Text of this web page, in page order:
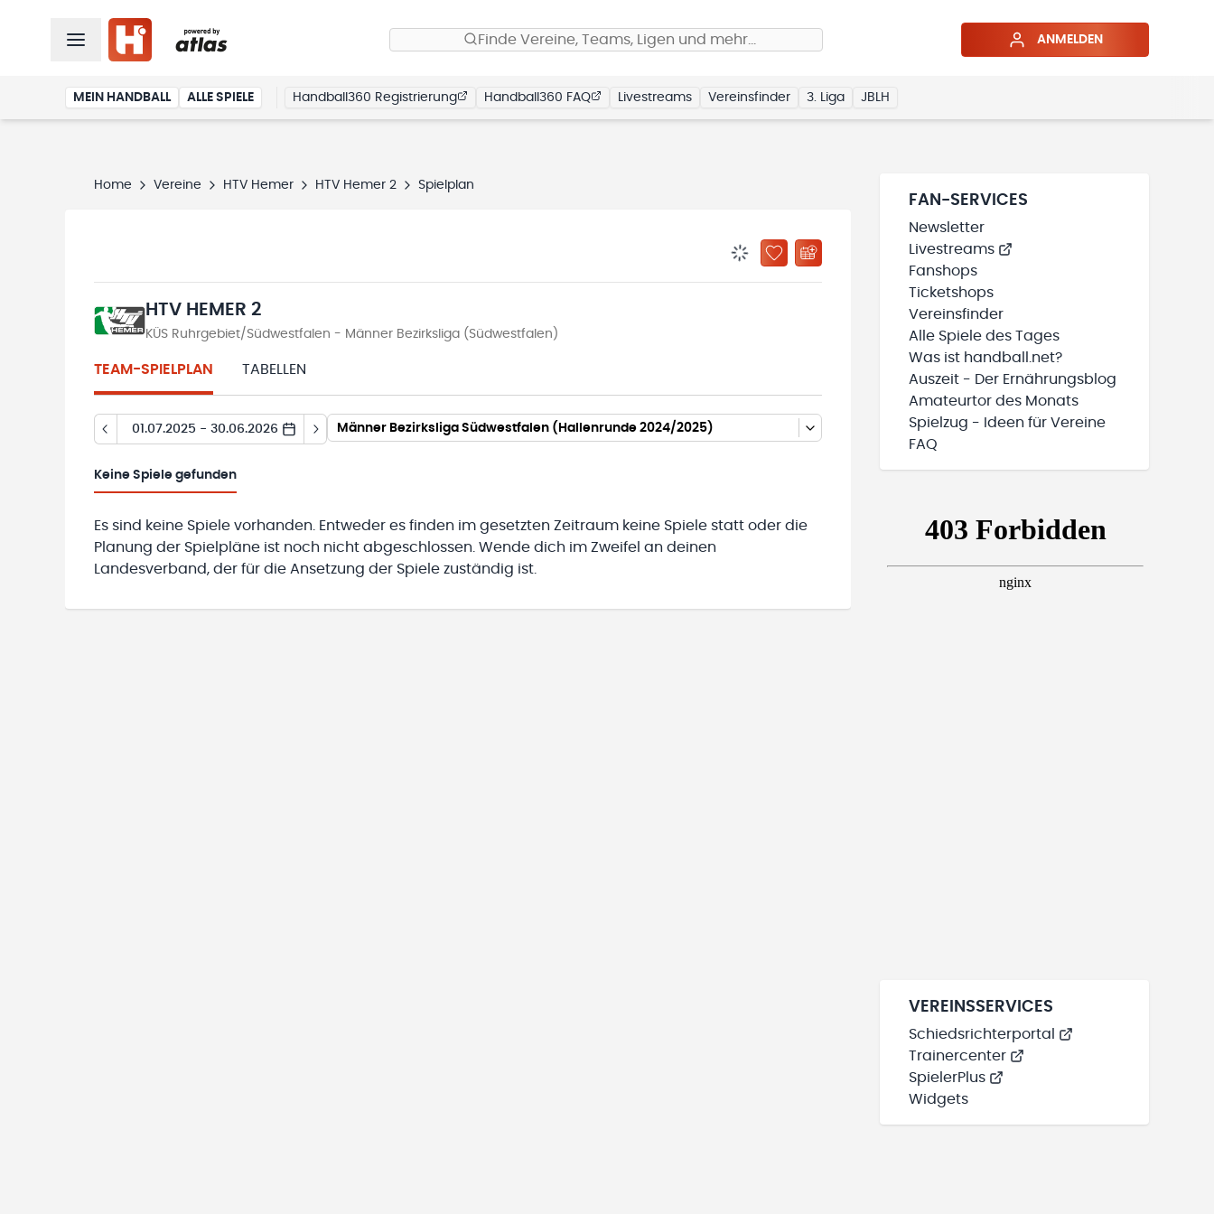
Finde Vereine, Teams, Ligen und mehr… ANMELDEN
MEIN HANDBALL ALLE SPIELE Handball360 Registrierung Handball360 FAQ Livestreams Vereinsfinder 3. Liga JBLH
Home Vereine HTV Hemer HTV Hemer 2 Spielplan
BENACHRICHTIGUNGSSTATUS WIRD GELADEN
ZU „MEINE TEAMS“ HINZUFÜGEN
HTV HEMER 2
KÜS Ruhrgebiet/Südwestfalen - Männer Bezirksliga (Südwestfalen)
TEAM-SPIELPLAN TABELLEN
01.07.2025 - 30.06.2026 Männer Bezirksliga Südwestfalen (Hallenrunde 2024/2025)
Keine Spiele gefunden
Es sind keine Spiele vorhanden. Entweder es finden im gesetzten Zeitraum keine Spiele statt oder die
Planung der Spielpläne ist noch nicht abgeschlossen. Wende dich im Zweifel an deinen
Landesverband, der für die Ansetzung der Spiele zuständig ist.
FAN-SERVICES
Newsletter
Livestreams
Fanshops
Ticketshops
Vereinsfinder
Alle Spiele des Tages
Was ist handball.net?
Auszeit - Der Ernährungsblog
Amateurtor des Monats
Spielzug - Ideen für Vereine
FAQ
VEREINSSERVICES
Schiedsrichterportal
Trainercenter
SpielerPlus
Widgets